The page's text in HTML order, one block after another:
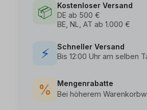
📦
Kostenloser Versand
DE ab 500 €
BE, NL, AT ab 1.000 €
⚡
Schneller Versand
Bis 12:00 Uhr am selben
%
Mengenrabatte
Bei höherem